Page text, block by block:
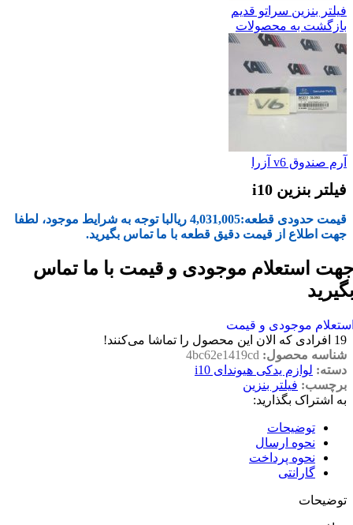
فیلتر بنزین سراتو قدیم
بازگشت به محصولات
آرم صندوق v6 آزرا
فیلتر بنزین i10
قیمت حدودی قطعه:4,031,005 ریالبا توجه به شرایط موجود، لطفا
جهت اطلاع از قیمت دقیق قطعه با ما تماس بگیرید.
استعلام موجودی و قیمت با ما تماس
موجودی و قیمت
19 افرادی که الان این محصول را تماشا می‌کنند!
شناسه محصول: 4bc62e1419cd
دسته: لوازم یدکی هیوندای i10
برچسب: فیلتر بنزین
به اشتراک بگذارید:
توضیحات
نحوه ارسال
نحوه پرداخت
گارانتی
توضیحات